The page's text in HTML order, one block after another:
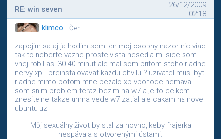
RE: win seven
26/12/2009
02:18
klimco - Člen
zapojim sa aj ja hodim sem len moj osobny nazor nic viac
tak to neberte vazne proste vista nesedla mi sice som
vnej robil asi 30-40 minut ale mal som pritom stoho riadne
nervy xp - preinstalovavat kazdu chvilu ? uzivatel musi byt
riadne mimo potom mne bezalo xp vpohode nemaval
som snim problem teraz bezim na w7 a je to celkom
znesitelne takze umna vede w7 zatial ale cakam na nove
ubuntu uz
Môj sexuálny život by stal za hovno, keby frajerka
nespávala s otvorenými ústami.